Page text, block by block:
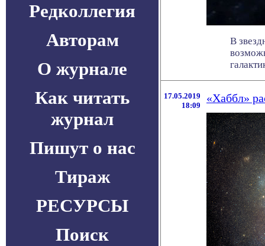
Редколлегия
Авторам
О журнале
Как читать
журнал
Пишут о нас
Тираж
РЕСУРСЫ
Поиск
В
17.05.2019
18:09
«Хаббл»